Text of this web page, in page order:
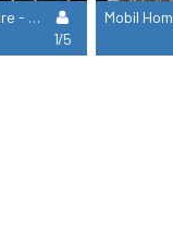
Lodge Privilège Nature - 2 Chambres
1/5